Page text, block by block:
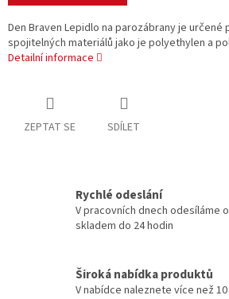
Den Braven Lepidlo na parozábrany je
spojitelných materiálů jako je polyethylen a
Detailní informace
ZEPTAT SE SDÍLET
Rychlé odeslání
V pracovních dnech odesíláme
skladem do 24 hodin
Široká nabídka produktů
V nabídce naleznete více než